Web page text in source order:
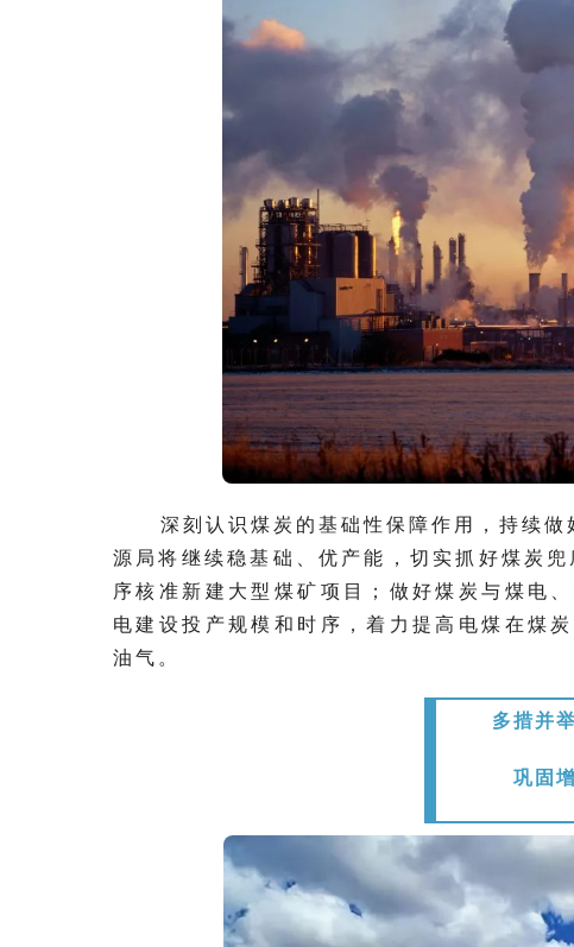
深刻认识煤炭的基础性保障作用，持续
源局将继续稳基础、优产能，切实抓好煤炭
序核准新建大型煤矿项目；做好煤炭与煤电
电建设投产规模和时序，着力提高电煤在煤
油气。
多措并
巩固